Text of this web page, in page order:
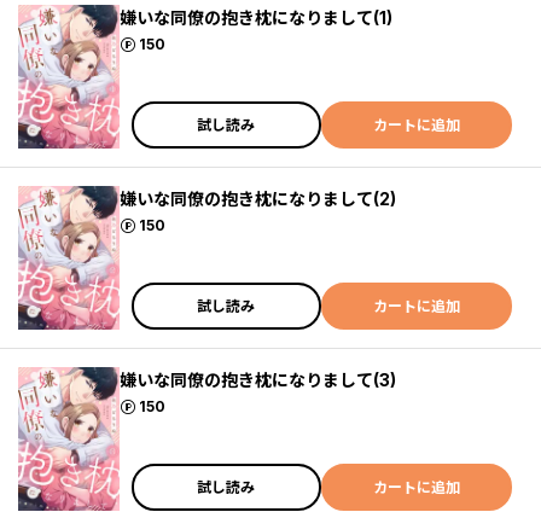
嫌いな同僚の抱き枕になりまして(1)
150
ポイント
試し読み カートに追加
嫌いな同僚の抱き枕になりまして(2)
150
ポイント
試し読み カートに追加
嫌いな同僚の抱き枕になりまして(3)
150
ポイント
試し読み カートに追加